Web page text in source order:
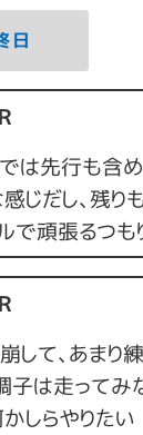
日
は先行も含め
じだし、残り
で頑張るつも
して、あまり
子は走ってみ
しらやりたい